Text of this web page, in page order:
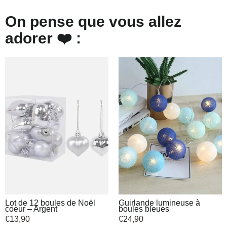
On pense que vous allez
adorer ❤️ :
Lot de 12 boules de Noël
coeur – Argent
€13,90
Guirlande lumineuse à
boules bleues
€24,90